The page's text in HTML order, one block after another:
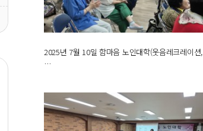
2025년 7월 10일 함마음 노인대학(웃음레크레이션,
…